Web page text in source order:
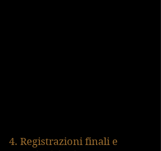
4. Registrazioni finali e